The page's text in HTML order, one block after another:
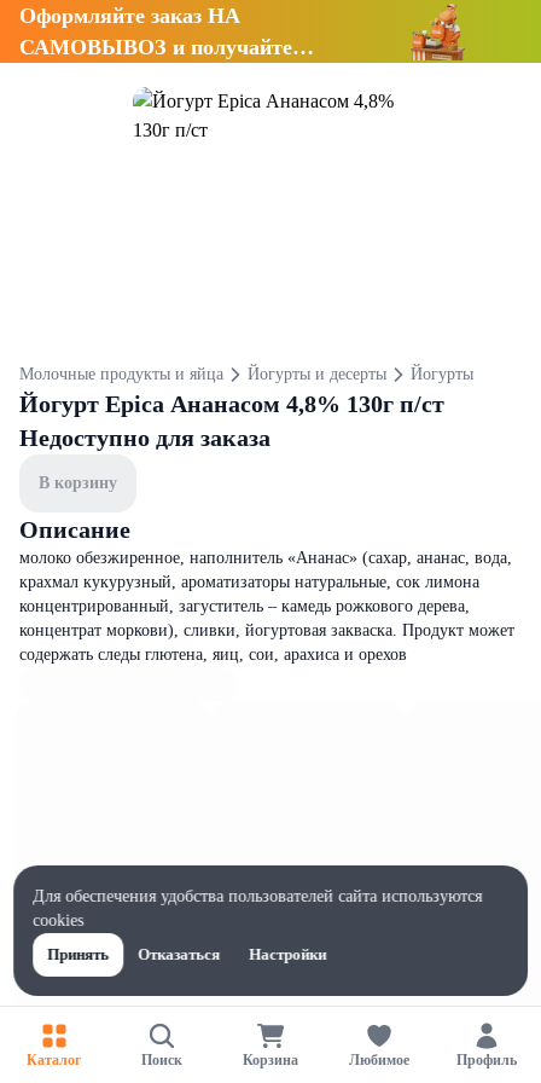
Оформляйте заказ НА
САМОВЫВОЗ и получайте
Молочные продукты и яйца Йогурты и десерты Йогурты
Йогурт Epica Ананасом 4,8% 130г п/ст
Недоступно для заказа
В корзину
Описание
молоко обезжиренное, наполнитель «Ананас» (сахар, ананас, вода,
крахмал кукурузный, ароматизаторы натуральные, сок лимона
концентрированный, загуститель – камедь рожкового дерева,
концентрат моркови), сливки, йогуртовая закваска. Продукт может
содержать следы глютена, яиц, сои, арахиса и орехов
Характеристики
Каталог Поиск Корзина Любимое Профиль
Для обеспечения удобства пользователей сайта используются
cookies
Принять
Отказаться Настройки